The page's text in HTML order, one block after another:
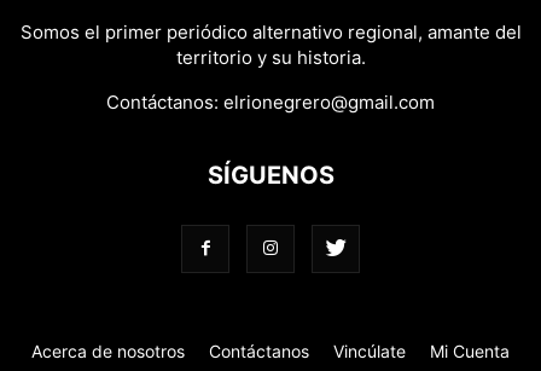
Somos el primer periódico alternativo regional, amante del
territorio y su historia.
Contáctanos: elrionegrero@gmail.com
SÍGUENOS
Acerca de nosotros Contáctanos Vincúlate Mi Cuenta